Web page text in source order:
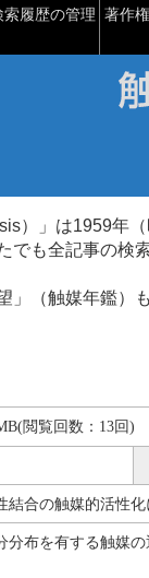
索履歴の管理 著作
）」は1959年
でも全記事の検
」（触媒年鑑）
閲覧回数：13回)
結合の触媒的活性
分布を有する触媒